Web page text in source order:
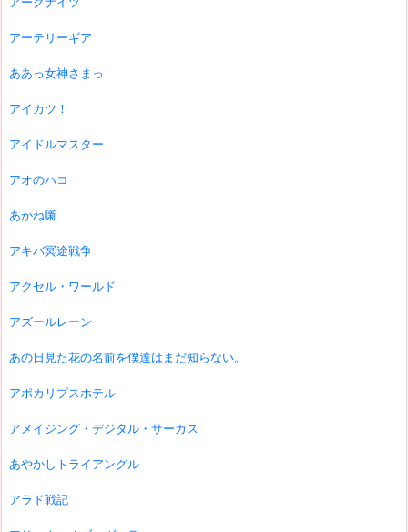
アーテリーギア
ああっ女神さまっ
アイカツ！
アイドルマスター
アオのハコ
あかね噺
アキバ冥途戦争
アクセル・ワールド
アズールレーン
あの日見た花の名前を僕達はまだ知らない。
アポカリプスホテル
アメイジング・デジタル・サーカス
あやかしトライアングル
アラド戦記